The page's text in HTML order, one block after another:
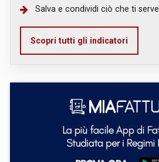
Salva e condividi ciò che ti serve
Scopri tutti gli indicatori